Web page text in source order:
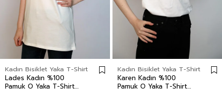
Kadın Bisiklet Yaka T-Shirt
Lades Kadın %100
Pamuk O Yaka T-Shirt
Kadın Bisiklet Yaka T-Shirt
Karen Kadın %100
Pamuk O Yaka T-Shirt